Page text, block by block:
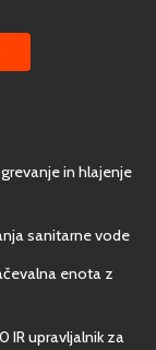
in hlajenje
sanitarne vode
enota z
IR upravljalnik za